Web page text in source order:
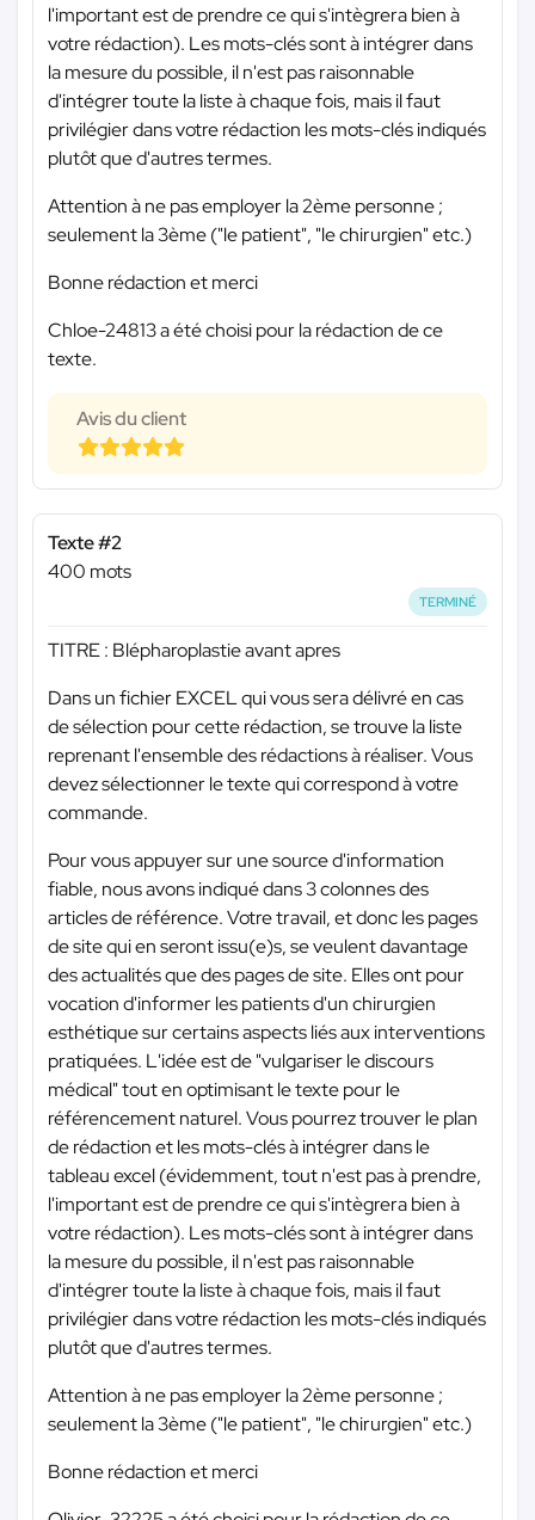
l'important est de prendre ce qui s'intègrera bien à
votre rédaction). Les mots-clés sont à intégrer dans
la mesure du possible, il n'est pas raisonnable
d'intégrer toute la liste à chaque fois, mais il faut
privilégier dans votre rédaction les mots-clés indiqués
plutôt que d'autres termes.
Attention à ne pas employer la 2ème personne ;
seulement la 3ème ("le patient", "le chirurgien" etc.)
Bonne rédaction et merci
Chloe-24813 a été choisi pour la rédaction de ce
texte.
Avis du client
Texte #2
400 mots
TERMINÉ
TITRE : Blépharoplastie avant apres
Dans un fichier EXCEL qui vous sera délivré en cas
de sélection pour cette rédaction, se trouve la liste
reprenant l'ensemble des rédactions à réaliser. Vous
devez sélectionner le texte qui correspond à votre
commande.
Pour vous appuyer sur une source d'information
fiable, nous avons indiqué dans 3 colonnes des
articles de référence. Votre travail, et donc les pages
de site qui en seront issu(e)s, se veulent davantage
des actualités que des pages de site. Elles ont pour
vocation d'informer les patients d'un chirurgien
esthétique sur certains aspects liés aux interventions
pratiquées. L'idée est de "vulgariser le discours
médical" tout en optimisant le texte pour le
référencement naturel. Vous pourrez trouver le plan
de rédaction et les mots-clés à intégrer dans le
tableau excel (évidemment, tout n'est pas à prendre,
l'important est de prendre ce qui s'intègrera bien à
votre rédaction). Les mots-clés sont à intégrer dans
la mesure du possible, il n'est pas raisonnable
d'intégrer toute la liste à chaque fois, mais il faut
privilégier dans votre rédaction les mots-clés indiqués
plutôt que d'autres termes.
Attention à ne pas employer la 2ème personne ;
seulement la 3ème ("le patient", "le chirurgien" etc.)
Bonne rédaction et merci